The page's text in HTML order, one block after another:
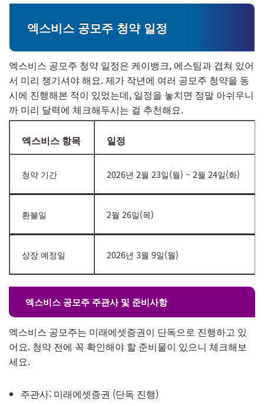
엑스비스 공모주 청약 일정
엑스비스 공모주 청약 일정은 케이뱅크, 에스팀과 겹쳐 있어
서 미리 챙기셔야 해요. 제가 작년에 여러 공모주 청약을 동
시에 진행해본 적이 있었는데, 일정을 놓치면 정말 아쉬우니
까 미리 달력에 체크해두시는 걸 추천해요.
엑스비스 항목 일정
청약 기간 2026년 2월 23일(월) ~ 2월 24일(화)
환불일 2월 26일(목)
상장 예정일 2026년 3월 9일(월)
엑스비스 공모주 주관사 및 준비사항
엑스비스 공모주는 미래에셋증권이 단독으로 진행하고 있
어요. 청약 전에 꼭 확인해야 할 준비물이 있으니 체크해보
세요.
주관사: 미래에셋증권 (단독 진행)